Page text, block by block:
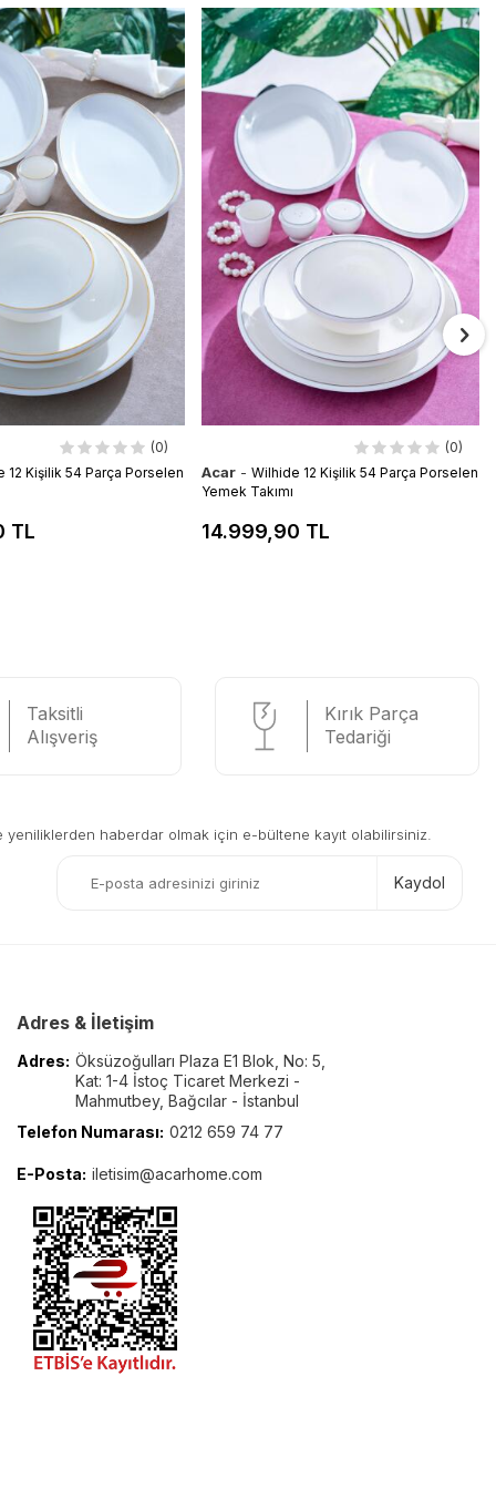
(0)
12 Kişilik 54 Parça Porselen
TL
(0)
Acar - Wilhide 12 Kişilik 54 Parça Porselen
Yemek Takımı
14.999,90 TL
Taksitli
Alışveriş
Kırık Parça
Tedariği
yeniliklerden haberdar olmak için e-bültene kayıt olabilirsiniz.
Kaydol
Adres & İletişim
Adres: Öksüzoğulları Plaza E1 Blok, No: 5,
Kat: 1-4 İstoç Ticaret Merkezi -
Mahmutbey, Bağcılar - İstanbul
Telefon Numarası: 0212 659 74 77
E-Posta: iletisim@acarhome.com